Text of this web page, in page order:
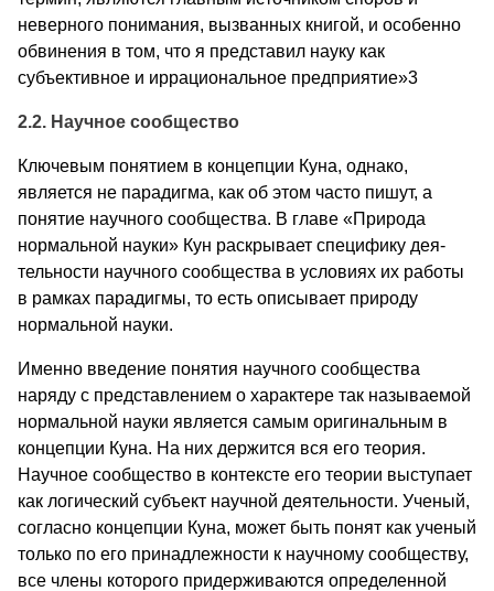
неверного понимания, вызванных книгой, и особенно
обвинения в том, что я представил науку как
субъективное и иррациональное предприятие»3
2.2. Научное сообщество
Ключевым понятием в концепции Куна, однако,
является не парадигма, как об этом часто пишут, а
понятие научного сообщества. В главе «Природа
нормальной науки» Кун раскрывает специфику дея­
тельности научного сообщества в условиях их работы
в рамках парадигмы, то есть описывает природу
нормальной науки.
Именно введение понятия научного сообщества
наряду с представлением о характере так называемой
нормальной науки является самым оригинальным в
концепции Куна. На них держится вся его теория.
Научное сообщество в контексте его теории выступает
как логический субъект научной деятельности. Ученый,
согласно концепции Куна, может быть понят как ученый
только по его принадлежности к научному сообществу,
все члены которого придерживаются определенной